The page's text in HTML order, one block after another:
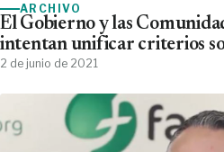
ARCHIVO
El Gobierno y las
intentan unificar criterios
2 de junio de 2021